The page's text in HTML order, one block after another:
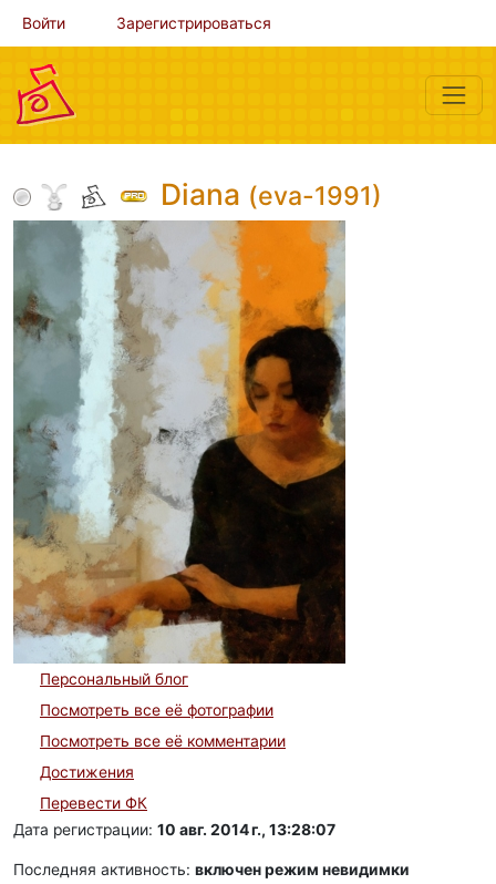
Войти Зарегистрироваться
Diana (eva-1991)
Персональный блог
Посмотреть все её фотографии
Посмотреть все её комментарии
Достижения
Перевести ФК
Дата регистрации: 10 авг. 2014 г., 13:28:07
Последняя активность: включен режим невидимки